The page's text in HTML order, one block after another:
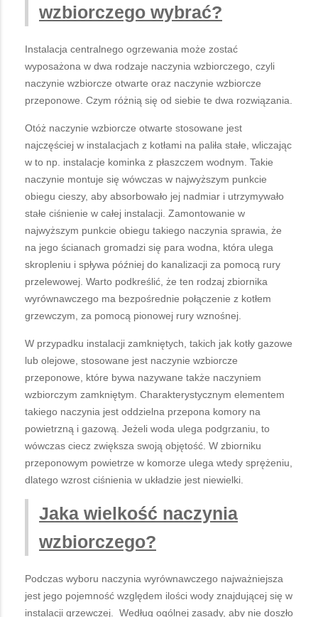
wzbiorczego wybrać?
Instalacja centralnego ogrzewania może zostać
wyposażona w dwa rodzaje naczynia wzbiorczego, czyli
naczynie wzbiorcze otwarte oraz naczynie wzbiorcze
przeponowe. Czym różnią się od siebie te dwa rozwiązania.
Otóż naczynie wzbiorcze otwarte stosowane jest
najczęściej w instalacjach z kotłami na paliła stałe, wliczając
w to np. instalacje kominka z płaszczem wodnym. Takie
naczynie montuje się wówczas w najwyższym punkcie
obiegu cieszy, aby absorbowało jej nadmiar i utrzymywało
stałe ciśnienie w całej instalacji. Zamontowanie w
najwyższym punkcie obiegu takiego naczynia sprawia, że
na jego ścianach gromadzi się para wodna, która ulega
skropleniu i spływa później do kanalizacji za pomocą rury
przelewowej. Warto podkreślić, że ten rodzaj zbiornika
wyrównawczego ma bezpośrednie połączenie z kotłem
grzewczym, za pomocą pionowej rury wznośnej.
W przypadku instalacji zamkniętych, takich jak kotły gazowe
lub olejowe, stosowane jest naczynie wzbiorcze
przeponowe, które bywa nazywane także naczyniem
wzbiorczym zamkniętym. Charakterystycznym elementem
takiego naczynia jest oddzielna przepona komory na
powietrzną i gazową. Jeżeli woda ulega podgrzaniu, to
wówczas ciecz zwiększa swoją objętość. W zbiorniku
przeponowym powietrze w komorze ulega wtedy sprężeniu,
dlatego wzrost ciśnienia w układzie jest niewielki.
Jaka wielkość naczynia
wzbiorczego?
Podczas wyboru naczynia wyrównawczego najważniejsza
jest jego pojemność względem ilości wody znajdującej się w
instalacji grzewczej. Według ogólnej zasady, aby nie doszło